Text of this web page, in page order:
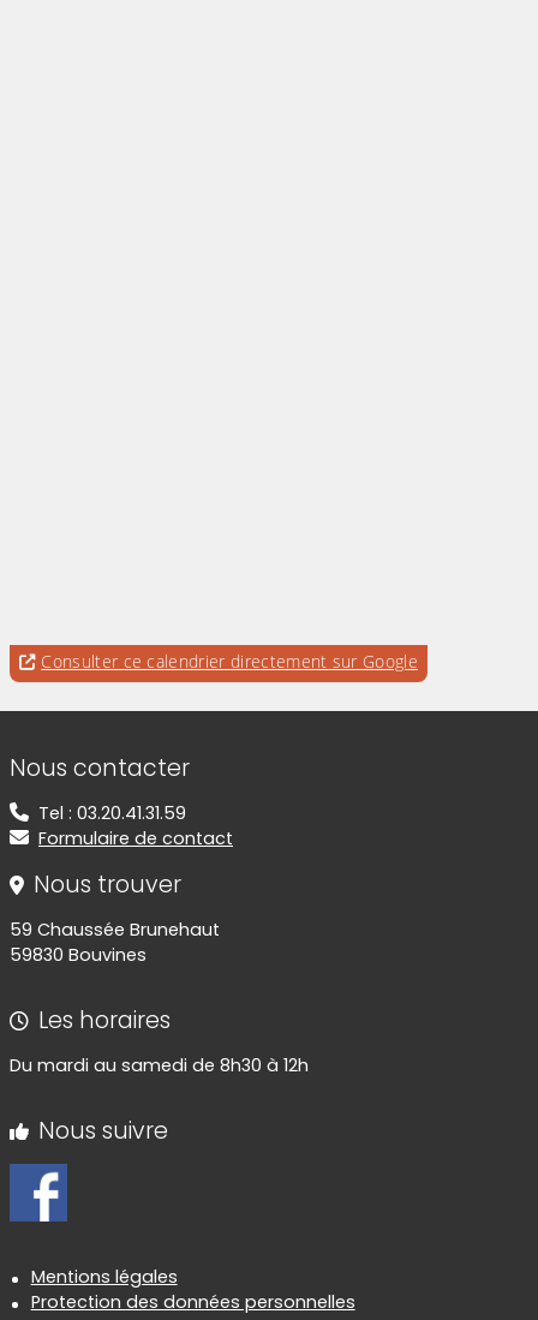
Consulter ce calendrier directement sur Google
Informations de contact
Nous contacter
Tel : 03.20.41.31.59
Formulaire de contact
Nous trouver
59 Chaussée Brunehaut
59830 Bouvines
Les horaires
Du mardi au samedi de 8h30 à 12h
Nous suivre
Informations réglementaires
Mentions légales
Protection des données personnelles